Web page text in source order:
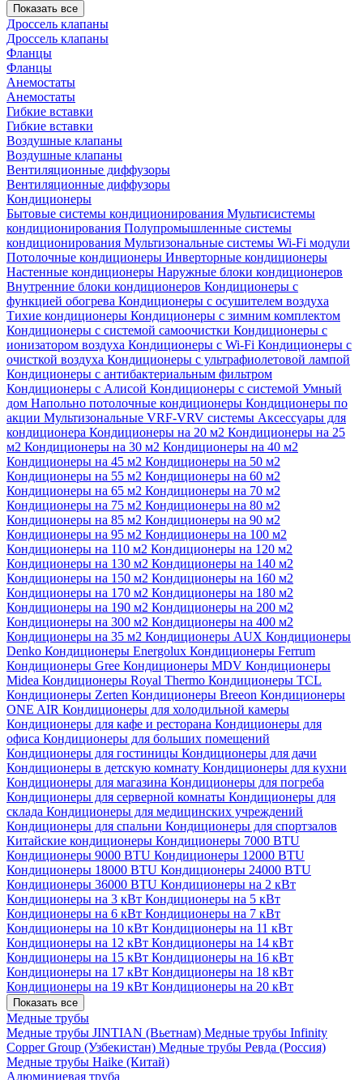
Показать все
Дроссель клапаны
Дроссель клапаны
Фланцы
Фланцы
Анемостаты
Анемостаты
Гибкие вставки
Гибкие вставки
Воздушные клапаны
Воздушные клапаны
Вентиляционные диффузоры
Вентиляционные диффузоры
Кондиционеры
Бытовые системы кондиционирования Мультисистемы
кондиционирования Полупромышленные системы
кондиционирования Мультизональные системы Wi-Fi модули
Потолочные кондиционеры Инверторные кондиционеры
Настенные кондиционеры Наружные блоки кондиционеров
Внутренние блоки кондиционеров Кондиционеры с
функцией обогрева Кондиционеры с осушителем воздуха
Тихие кондиционеры Кондиционеры с зимним комплектом
Кондиционеры с системой самоочистки Кондиционеры с
ионизатором воздуха Кондиционеры с Wi-Fi Кондиционеры с
очисткой воздуха Кондиционеры с ультрафиолетовой лампой
Кондиционеры с антибактериальным фильтром
Кондиционеры с Алисой Кондиционеры с системой Умный
дом Напольно потолочные кондиционеры Кондиционеры по
акции Мультизональные VRF-VRV системы Аксессуары для
кондиционера Кондиционеры на 20 м2 Кондиционеры на 25
м2 Кондиционеры на 30 м2 Кондиционеры на 40 м2
Кондиционеры на 45 м2 Кондиционеры на 50 м2
Кондиционеры на 55 м2 Кондиционеры на 60 м2
Кондиционеры на 65 м2 Кондиционеры на 70 м2
Кондиционеры на 75 м2 Кондиционеры на 80 м2
Кондиционеры на 85 м2 Кондиционеры на 90 м2
Кондиционеры на 95 м2 Кондиционеры на 100 м2
Кондиционеры на 110 м2 Кондиционеры на 120 м2
Кондиционеры на 130 м2 Кондиционеры на 140 м2
Кондиционеры на 150 м2 Кондиционеры на 160 м2
Кондиционеры на 170 м2 Кондиционеры на 180 м2
Кондиционеры на 190 м2 Кондиционеры на 200 м2
Кондиционеры на 300 м2 Кондиционеры на 400 м2
Кондиционеры на 35 м2 Кондиционеры AUX Кондиционеры
Denko Кондиционеры Energolux Кондиционеры Ferrum
Кондиционеры Gree Кондиционеры MDV Кондиционеры
Midea Кондиционеры Royal Thermo Кондиционеры TCL
Кондиционеры Zerten Кондиционеры Breeon Кондиционеры
ONE AIR Кондиционеры для холодильной камеры
Кондиционеры для кафе и ресторана Кондиционеры для
офиса Кондиционеры для больших помещений
Кондиционеры для гостиницы Кондиционеры для дачи
Кондиционеры в детскую комнату Кондиционеры для кухни
Кондиционеры для магазина Кондиционеры для погреба
Кондиционеры для серверной комнаты Кондиционеры для
склада Кондиционеры для медицинских учреждений
Кондиционеры для спальни Кондиционеры для спортзалов
Китайские кондиционеры Кондиционеры 7000 BTU
Кондиционеры 9000 BTU Кондиционеры 12000 BTU
Кондиционеры 18000 BTU Кондиционеры 24000 BTU
Кондиционеры 36000 BTU Кондиционеры на 2 кВт
Кондиционеры на 3 кВт Кондиционеры на 5 кВт
Кондиционеры на 6 кВт Кондиционеры на 7 кВт
Кондиционеры на 10 кВт Кондиционеры на 11 кВт
Кондиционеры на 12 кВт Кондиционеры на 14 кВт
Кондиционеры на 15 кВт Кондиционеры на 16 кВт
Кондиционеры на 17 кВт Кондиционеры на 18 кВт
Кондиционеры на 19 кВт Кондиционеры на 20 кВт
Показать все
Медные трубы
Медные трубы JINTIAN (Вьетнам) Медные трубы Infinity
Copper Group (Узбекистан) Медные трубы Ревда (Россия)
Медные трубы Haike (Китай)
Алюминиевая труба